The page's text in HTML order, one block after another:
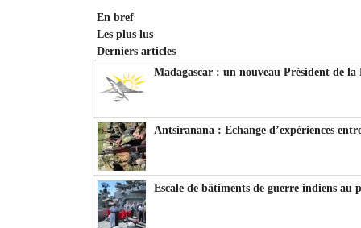
En bref
Les plus lus
Derniers articles
Madagascar : un nouveau Président de
Antsiranana : Echange d’expériences
Escale de bâtiments de guerre indiens au